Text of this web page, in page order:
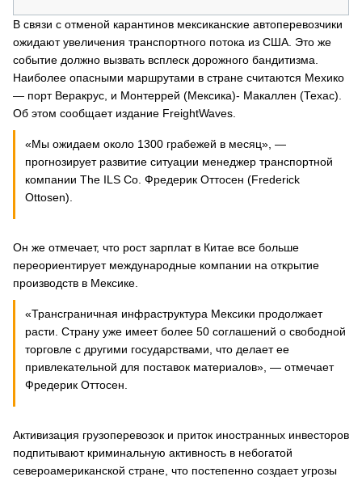
В связи с отменой карантинов мексиканские автоперевозчики
ожидают увеличения транспортного потока из США. Это же
событие должно вызвать всплеск дорожного бандитизма.
Наиболее опасными маршрутами в стране считаются Мехико
— порт Веракрус, и Монтеррей (Мексика)- Макаллен (Техас).
Об этом сообщает издание FreightWaves.
«Мы ожидаем около 1300 грабежей в месяц», —
прогнозирует развитие ситуации менеджер транспортной
компании The ILS Co. Фредерик Оттосен (Frederick
Ottosen).
Он же отмечает, что рост зарплат в Китае все больше
переориентирует международные компании на открытие
производств в Мексике.
«Трансграничная инфраструктура Мексики продолжает
расти. Страну уже имеет более 50 соглашений о свободной
торговле с другими государствами, что делает ее
привлекательной для поставок материалов», — отмечает
Фредерик Оттосен.
Активизация грузоперевозок и приток иностранных инвесторов
подпитывают криминальную активность в небогатой
североамериканской стране, что постепенно создает угрозы